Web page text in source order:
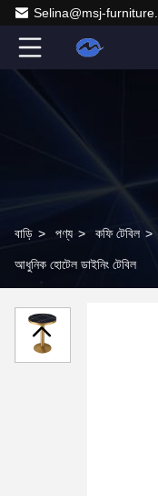
Selina@msj-
বাড়ি > পণ্য > কফি টেবিল >
আধুনিক হোটেল ডাইনিং টেবিল